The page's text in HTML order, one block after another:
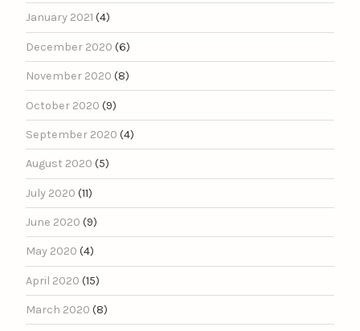
January 2021 (4)
December 2020 (6)
November 2020 (8)
October 2020 (9)
September 2020 (4)
August 2020 (5)
July 2020 (11)
June 2020 (9)
May 2020 (4)
April 2020 (15)
March 2020 (8)